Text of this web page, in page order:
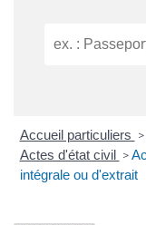
Accueil particuliers >
Actes d'état civil >
intégrale ou d'extrait